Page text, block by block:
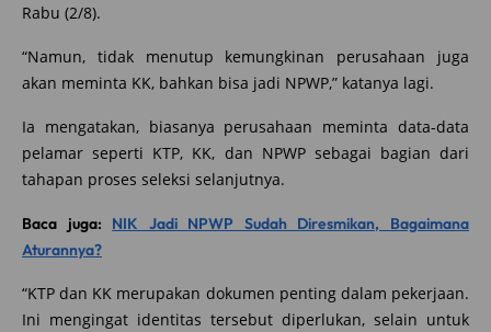
Rabu (2/8).
“Namun, tidak menutup kemungkinan perusahaan juga
akan meminta KK, bahkan bisa jadi NPWP,” katanya lagi.
Ia mengatakan, biasanya perusahaan meminta data-data
pelamar seperti KTP, KK, dan NPWP sebagai bagian dari
tahapan proses seleksi selanjutnya.
Baca juga: NIK Jadi NPWP Sudah Diresmikan, Bagaimana
Aturannya?
“KTP dan KK merupakan dokumen penting dalam pekerjaan.
Ini mengingat identitas tersebut diperlukan, selain untuk